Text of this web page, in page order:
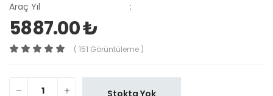
Araç Yıl
:
5887.00 ₺
( 151 Görüntüleme )